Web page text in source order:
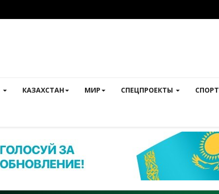
КАЗАХСТАН МИР СПЕЦПРОЕКТЫ СПОРТ